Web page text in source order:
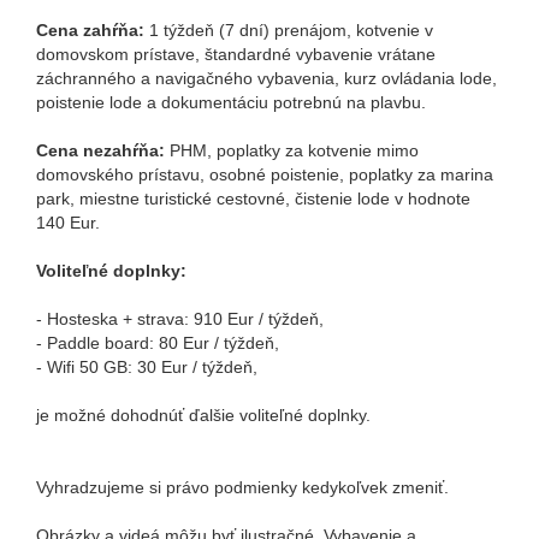
Cena zahŕňa: 1 týždeň (7 dní) prenájom, kotvenie v
domovskom prístave, štandardné vybavenie vrátane
záchranného a navigačného vybavenia, kurz ovládania lode,
poistenie lode a dokumentáciu potrebnú na plavbu.
Cena nezahŕňa: PHM, poplatky za kotvenie mimo
domovského prístavu, osobné poistenie, poplatky za marina
park, miestne turistické cestovné, čistenie lode v hodnote
140 Eur.
Voliteľné doplnky:
- Hosteska + strava: 910 Eur / týždeň,
- Paddle board: 80 Eur / týždeň,
- Wifi 50 GB: 30 Eur / týždeň,
je možné dohodnúť ďalšie voliteľné doplnky.
Vyhradzujeme si právo podmienky kedykoľvek zmeniť.